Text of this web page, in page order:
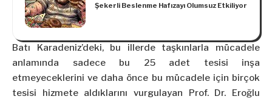
Şekerli Beslenme Hafızayı Olumsuz Etkiliyor
Batı Karadeniz’deki, bu illerde taşkınlarla mücadele
anlamında sadece bu 25 adet tesisi inşa
etmeyeceklerini ve daha önce bu mücadele için birçok
tesisi hizmete aldıklarını vurgulayan Prof. Dr. Eroğlu